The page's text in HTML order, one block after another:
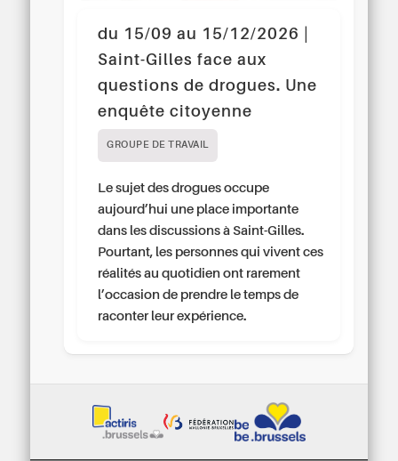
du 15/09 au 15/12/2026 |
Saint-Gilles face aux
questions de drogues. Une
enquête citoyenne
GROUPE DE TRAVAIL
Le sujet des drogues occupe
aujourd’hui une place importante
dans les discussions à Saint-Gilles.
Pourtant, les personnes qui vivent ces
réalités au quotidien ont rarement
l’occasion de prendre le temps de
raconter leur expérience.